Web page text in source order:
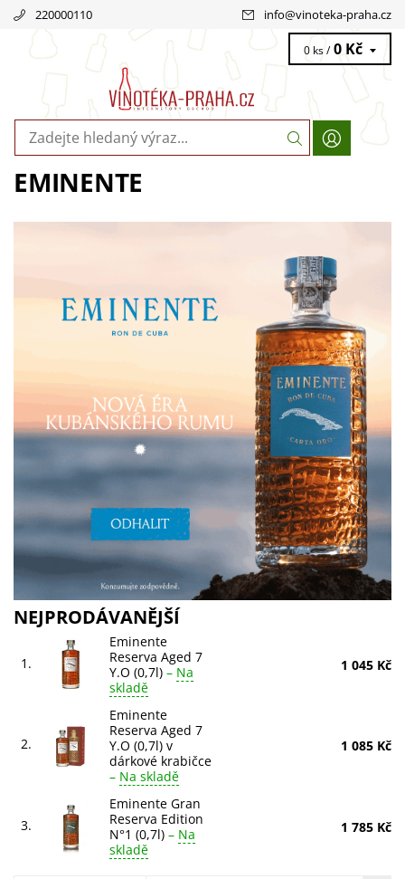
220000110 info@vinoteka-praha.cz
0 ks / 0 Kč
EMINENTE
NEJPRODÁVANĚJŠÍ
1.
Eminente
Reserva Aged 7
Y.O (0,7l) – Na
skladě
1 045 Kč
2.
Eminente
Reserva Aged 7
Y.O (0,7l) v
dárkové krabičce
– Na skladě
1 085 Kč
3.
Eminente Gran
Reserva Edition
N°1 (0,7l) – Na
skladě
1 785 Kč